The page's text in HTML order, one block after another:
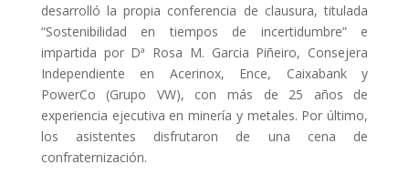
desarrolló la propia conferencia de clausura, titulada
“Sostenibilidad en tiempos de incertidumbre” e
impartida por Dª Rosa M. Garcia Piñeiro, Consejera
Independiente en Acerinox, Ence, Caixabank y
PowerCo (Grupo VW), con más de 25 años de
experiencia ejecutiva en minería y metales. Por último,
los asistentes disfrutaron de una cena de
confraternización.